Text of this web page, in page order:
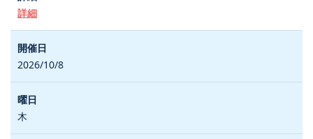
詳細
2026/10/8
木